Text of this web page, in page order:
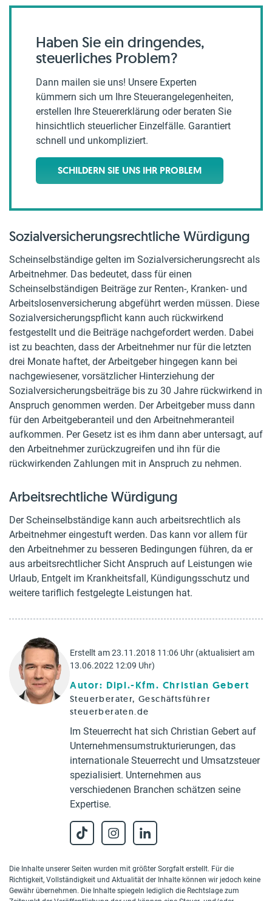
Haben Sie ein dringendes,
steuerliches Problem?
Dann mailen sie uns! Unsere Experten
kümmern sich um Ihre Steuerangelegenheiten,
erstellen Ihre Steuererklärung oder beraten Sie
hinsichtlich steuerlicher Einzelfälle. Garantiert
schnell und unkompliziert.
SCHILDERN SIE UNS IHR PROBLEM
Sozialversicherungsrechtliche Würdigung
Scheinselbständige gelten im Sozialversicherungsrecht als
Arbeitnehmer. Das bedeutet, dass für einen
Scheinselbständigen Beiträge zur Renten-, Kranken- und
Arbeitslosenversicherung abgeführt werden müssen. Diese
Sozialversicherungspflicht kann auch rückwirkend
festgestellt und die Beiträge nachgefordert werden. Dabei
ist zu beachten, dass der Arbeitnehmer nur für die letzten
drei Monate haftet, der Arbeitgeber hingegen kann bei
nachgewiesener, vorsätzlicher Hinterziehung der
Sozialversicherungsbeiträge bis zu 30 Jahre rückwirkend in
Anspruch genommen werden. Der Arbeitgeber muss dann
für den Arbeitgeberanteil und den Arbeitnehmeranteil
aufkommen. Per Gesetz ist es ihm dann aber untersagt, auf
den Arbeitnehmer zurückzugreifen und ihn für die
rückwirkenden Zahlungen mit in Anspruch zu nehmen.
Arbeitsrechtliche Würdigung
Der Scheinselbständige kann auch arbeitsrechtlich als
Arbeitnehmer eingestuft werden. Das kann vor allem für
den Arbeitnehmer zu besseren Bedingungen führen, da er
aus arbeitsrechtlicher Sicht Anspruch auf Leistungen wie
Urlaub, Entgelt im Krankheitsfall, Kündigungsschutz und
weitere tariflich festgelegte Leistungen hat.
Erstellt am 23.11.2018 11:06 Uhr (aktualisiert am
13.06.2022 12:09 Uhr)
Autor: Dipl.-Kfm. Christian Gebert
Steuerberater, Geschäftsführer
steuerberaten.de
Im Steuerrecht hat sich Christian Gebert auf
Unternehmensumstrukturierungen, das
internationale Steuerrecht und Umsatzsteuer
spezialisiert. Unternehmen aus
verschiedenen Branchen schätzen seine
Expertise.
Die Inhalte unserer Seiten wurden mit größter Sorgfalt erstellt. Für die
Richtigkeit, Vollständigkeit und Aktualität der Inhalte können wir jedoch keine
Gewähr übernehmen. Die Inhalte spiegeln lediglich die Rechtslage zum